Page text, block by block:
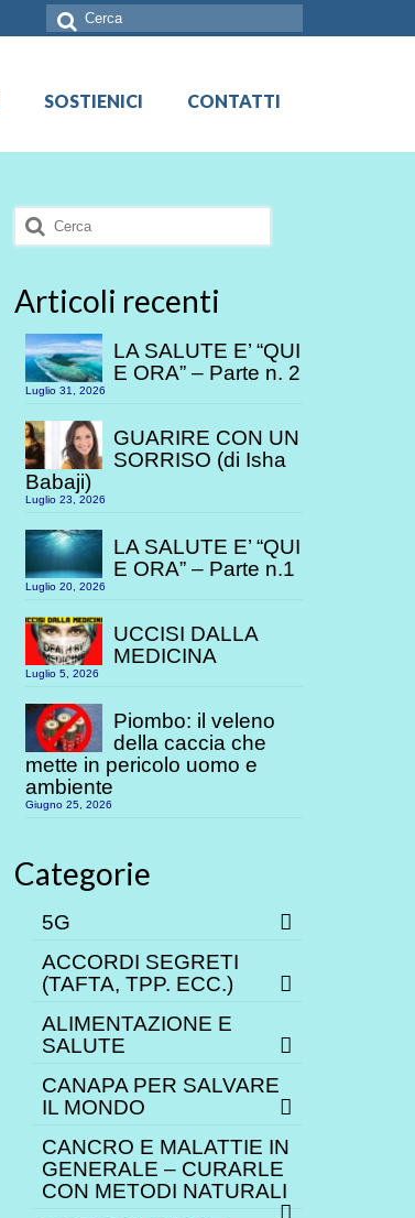
Cerca:
SOSTIENICI CONTATTI
Cerca:
Articoli recenti
LA SALUTE E’ “QUI
E ORA” – Parte n. 2
Luglio 31, 2026
GUARIRE CON UN
SORRISO (di Isha
Babaji)
Luglio 23, 2026
LA SALUTE E’ “QUI
E ORA” – Parte n.1
Luglio 20, 2026
UCCISI DALLA
MEDICINA
Luglio 5, 2026
Piombo: il veleno
della caccia che
mette in pericolo uomo e
ambiente
Giugno 25, 2026
Categorie
5G
ACCORDI SEGRETI
(TAFTA, TPP. ECC.)
ALIMENTAZIONE E
SALUTE
CANAPA PER SALVARE
IL MONDO
CANCRO E MALATTIE IN
GENERALE – CURARLE
CON METODI NATURALI